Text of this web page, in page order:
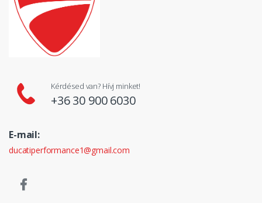
Kérdésed van? Hívj minket!
+36 30 900 6030
E-mail:
ducatiperformance1@gmail.com